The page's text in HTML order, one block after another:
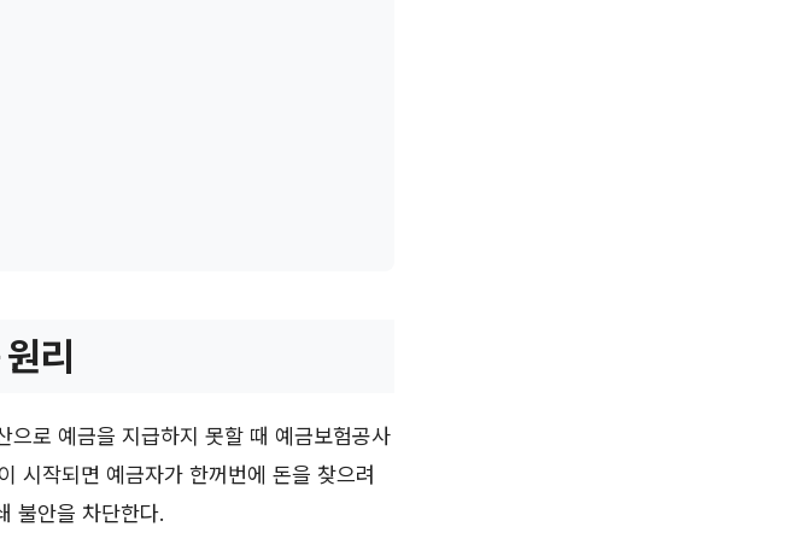
리
으로 예금을 지급하지 못할 때 예금보험공사
시작되면 예금자가 한꺼번에 돈을 찾으려
불안을 차단한다.